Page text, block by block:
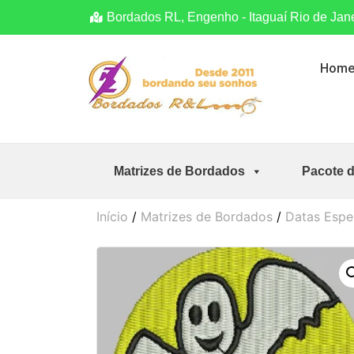
Bordados RL, Engenho - Itaguaí Rio de
Matrizes de Bordados Pacote
Início / Matrizes de Bordados / Datas